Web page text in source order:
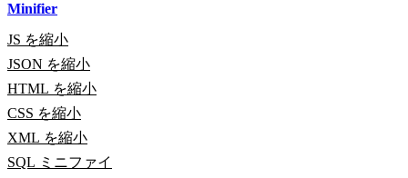
Minifier
JS を縮小
JSON を縮小
HTML を縮小
CSS を縮小
XML を縮小
SQL ミニファイ